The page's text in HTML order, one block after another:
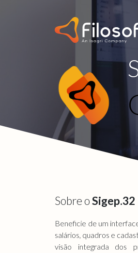
Sobre oSigep.32
Beneficie de um
salários, quadros e
visão integrada dos